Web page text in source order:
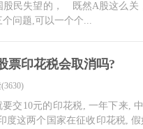
股民失望的， 既然A股这么关
问题,可以一个个...
票印花税会取消吗?
交10元的印花税, 一年下来,
度这两个国家在征收印花税,